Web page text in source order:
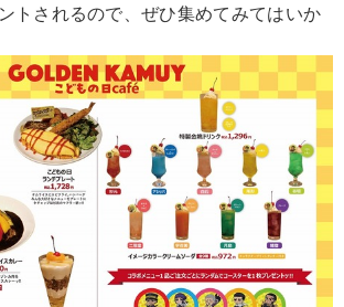
トされるので、ぜひ集めてみてはいか